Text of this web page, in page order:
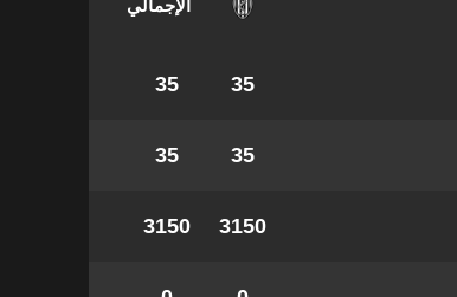
الإجمالي
35
35
35
35
3150
3150